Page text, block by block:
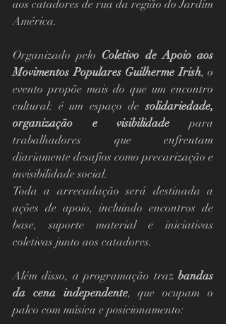
aos catadores de rua da região do Jardim
América.
Organizado pelo Coletivo de Apoio aos
Movimentos Populares Guilherme Irish, o
evento propõe mais do que um encontro
cultural: é um espaço de solidariedade,
organização e visibilidade para
trabalhadores que enfrentam
diariamente desafios como precarização e
invisibilidade social.
Toda a arrecadação será destinada a
ações de apoio, incluindo encontros de
base, suporte material e iniciativas
coletivas junto aos catadores.
Além disso, a programação traz bandas
da cena independente, que ocupam o
palco com música e posicionamento: